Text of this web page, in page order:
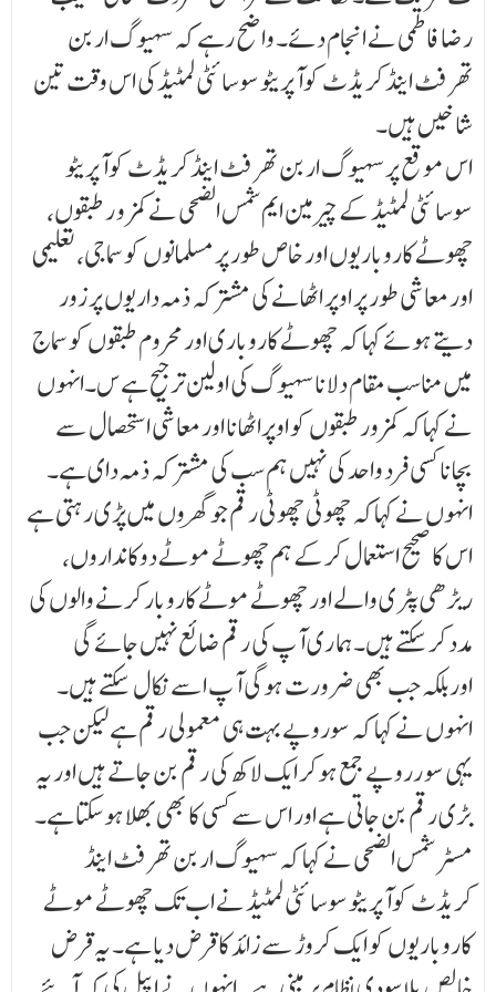
رضا فاطمی نے انجام دئے۔ واضح رہے کہ سہیوگ اربن
تھرفٹ اینڈ کریڈٹ کوآپریٹو سوسائٹی لمٹیڈ کی اس وقت تین
شاخیں ہیں۔
اس موقع پر سہیوگ اربن تھرفٹ اینڈ کریڈٹ کوآپریٹو
سوسائٹی لمٹیڈ کے چیرمین ایم شمس الضحی نے کمز و ر طبقوں،
چھوٹے کاروباریوں اور خاص طور پر مسلمانوں کو سماجی، تعلیمی
اور معاشی طور پر اوپر اٹھانے کی مشترکہ ذمہ داریوں پر زور
دیتے ہوئے کہا کہ چھوٹے کاروباری اور محروم طبقوں کو سماج
میں مناسب مقام دلانا سہیوگ کی اولین ترجیح ہے س۔انہوں
نے کہاکہ کمزور طبقوں کو اوپراٹھانا اور معاشی استحصال سے
بچانا کسی فرد واحد کی نہیں ہم سب کی مشترکہ ذمہ دای ہے۔
انہوں نے کہاکہ چھوٹی چھوٹی رقم جو گھروں میں پڑی رہتی ہے
اس کا صحیح استعمال کرکے ہم چھوٹے مو ٹے دوکانداروں،
ریڑھی پٹری والے اور چھوٹے موٹے کاروبار کرنے والوں کی
مدد کرسکتے ہیں۔ ہما ری آپ کی رقم ضائع نہیں جائے گی
اوربلکہ جب بھی ضرورت ہوگی آپ اسے نکال سکتے ہیں۔
انہوں نے کہا کہ سوروپے بہت ہی معمولی رقم ہے لیکن جب
یہی سو رروپے جمع ہوکر ایک لاکھ کی رقم بن جاتے ہیں اور یہ
بڑی رقم بن جاتی ہے اور اس سے کسی کا بھی بھلا ہوسکتا ہے۔
مسٹر شمس الضحی نے کہا کہ سہیوگ اربن تھرفٹ اینڈ
کریڈٹ کوآپریٹو سوسائٹی لمٹیڈ نے اب تک چھوٹے موٹے
کاروباریوں کو ایک کروڑ سے زائد کا قرض دیا ہے۔ یہ قرض